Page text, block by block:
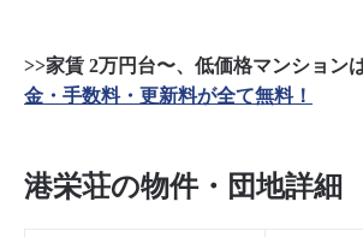
>>家賃 2万円台〜、低価格マンション
金・手数料・更新料が全て無料！
港栄荘の物件・団地詳細